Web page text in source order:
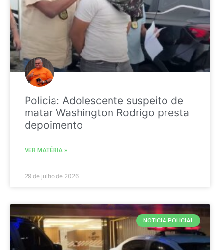
Policia: Adolescente suspeito de
matar Washington Rodrigo presta
depoimento
VER MATÉRIA »
29 de julho de 2026
NOTICIA POLICIAL